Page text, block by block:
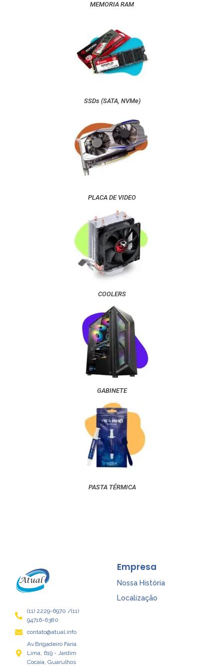
MEMORIA RAM
SSDs (SATA, NVMe)
PLACA DE VIDEO
COOLERS
GABINETE
PASTA TÉRMICA
(11) 2229-6970 /(11)
94716-6380
contato@atual.info
Av.Brigadeiro Faria
Lima, 619 - Jardim
Cocaia, Guarulhos
Empresa
Nossa História
Localização